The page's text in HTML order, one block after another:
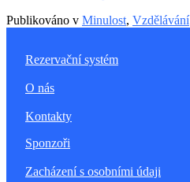
Publikováno v Minulost, Vzdělávání
Rezervační systém
O nás
Kontakty
Sponzoři
Zacházení s osobními údaji